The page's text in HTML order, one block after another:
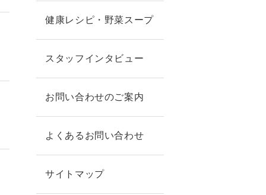
健康レシピ・野菜スープ
スタッフインタビュー
お問い合わせのご案内
よくあるお問い合わせ
サイトマップ